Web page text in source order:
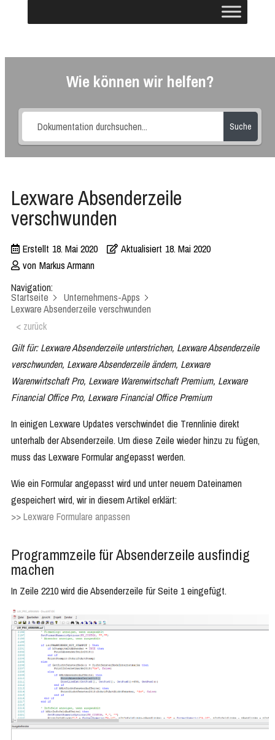
Wie können wir helfen?
Suche
Lexware Absenderzeile
verschwunden
Erstellt 18. Mai 2020 Aktualisiert 18. Mai 2020
von Markus Armann
Navigation:
Startseite
Unternehmens-Apps
Lexware Absenderzeile verschwunden
< zurück
Gilt für: Lexware Absenderzeile unterstrichen, Lexware Absenderzeile
verschwunden, Lexware Absenderzeile ändern, Lexware
Warenwirtschaft Pro, Lexware Warenwirtschaft Premium, Lexware
Financial Office Pro, Lexware Financial Office Premium
In einigen Lexware Updates verschwindet die Trennlinie direkt
unterhalb der Absenderzeile. Um diese Zeile wieder hinzu zu fügen,
muss das Lexware Formular angepasst werden.
Wie ein Formular angepasst wird und unter neuem Dateinamen
gespeichert wird, wir in diesem Artikel erklärt:
>> Lexware Formulare anpassen
Programmzeile für Absenderzeile ausfindig
machen
In Zeile 2210 wird die Absenderzeile für Seite 1 eingefügt.